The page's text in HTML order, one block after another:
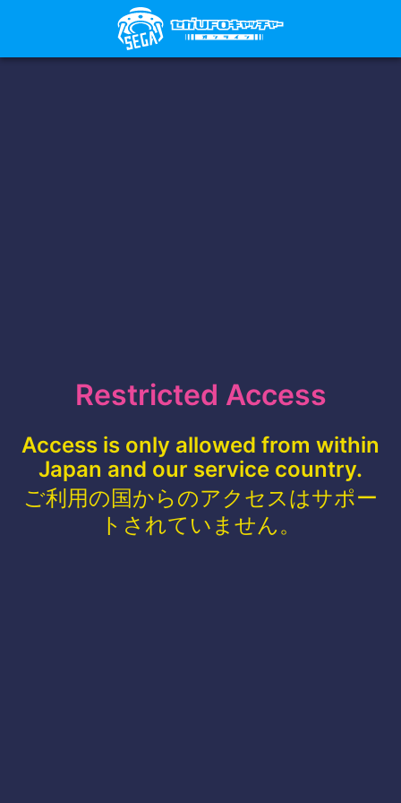
Restricted Access
Access is only allowed from within
Japan and our service country.
ご利用の国からのアクセスはサポー
トされていません。